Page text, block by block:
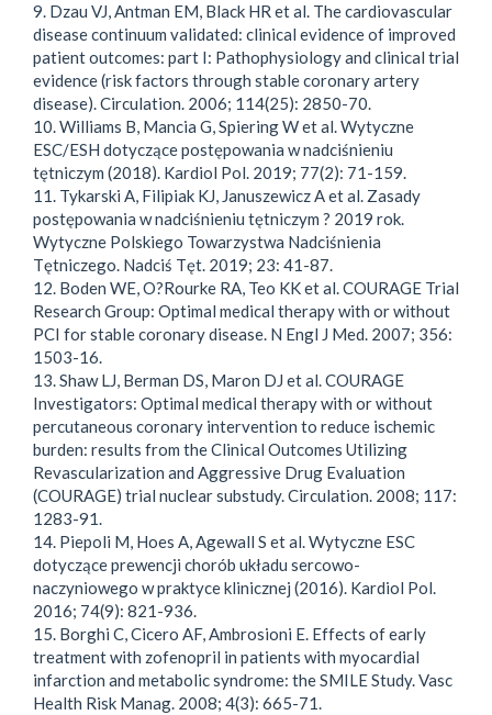
9. Dzau VJ, Antman EM, Black HR et al. The cardiovascular
disease continuum validated: clinical evidence of improved
patient outcomes: part I: Pathophysiology and clinical trial
evidence (risk factors through stable coronary artery
disease). Circulation. 2006; 114(25): 2850-70.
10. Williams B, Mancia G, Spiering W et al. Wytyczne
ESC/ESH dotyczące postępowania w nadciśnieniu
tętniczym (2018). Kardiol Pol. 2019; 77(2): 71-159.
11. Tykarski A, Filipiak KJ, Januszewicz A et al. Zasady
postępowania w nadciśnieniu tętniczym ? 2019 rok.
Wytyczne Polskiego Towarzystwa Nadciśnienia
Tętniczego. Nadciś Tęt. 2019; 23: 41-87.
12. Boden WE, O?Rourke RA, Teo KK et al. COURAGE Trial
Research Group: Optimal medical therapy with or without
PCI for stable coronary disease. N Engl J Med. 2007; 356:
1503-16.
13. Shaw LJ, Berman DS, Maron DJ et al. COURAGE
Investigators: Optimal medical therapy with or without
percutaneous coronary intervention to reduce ischemic
burden: results from the Clinical Outcomes Utilizing
Revascularization and Aggressive Drug Evaluation
(COURAGE) trial nuclear substudy. Circulation. 2008; 117:
1283-91.
14. Piepoli M, Hoes A, Agewall S et al. Wytyczne ESC
dotyczące prewencji chorób układu sercowo-
naczyniowego w praktyce klinicznej (2016). Kardiol Pol.
2016; 74(9): 821-936.
15. Borghi C, Cicero AF, Ambrosioni E. Effects of early
treatment with zofenopril in patients with myocardial
infarction and metabolic syndrome: the SMILE Study. Vasc
Health Risk Manag. 2008; 4(3): 665-71.